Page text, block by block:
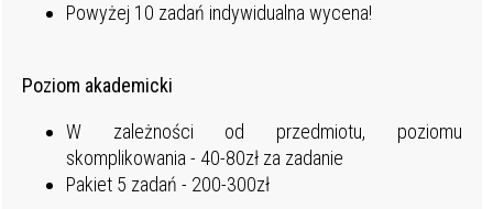
Powyżej 10 zadań indywidualna wycena!
Poziom akademicki
W zależności od przedmiotu, poziomu
skomplikowania - 40-80zł za zadanie
Pakiet 5 zadań - 200-300zł